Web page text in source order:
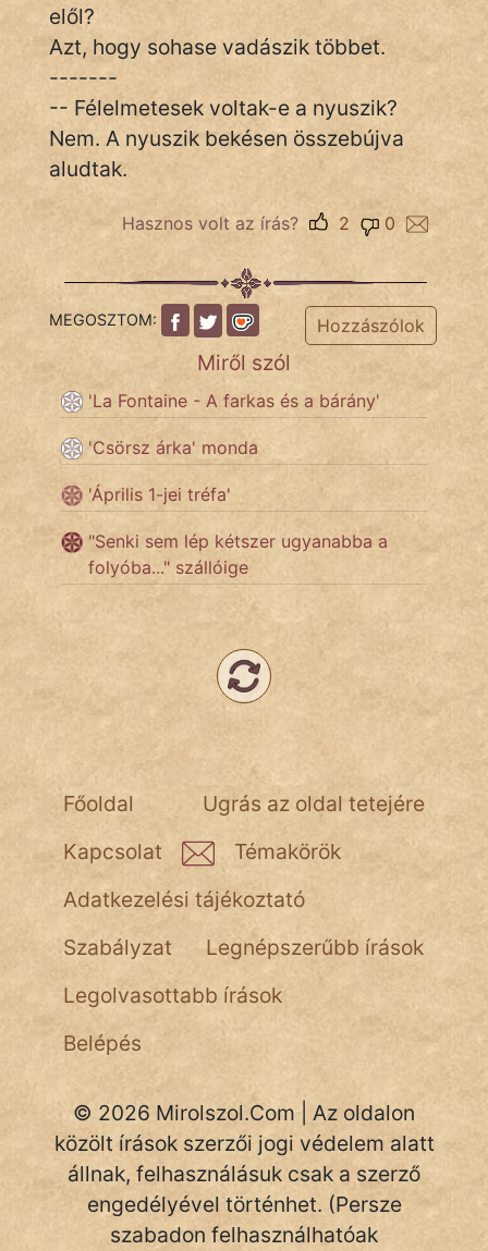
vörös ördög
nagyöreg
NapHold
Név nélkül
szegény legény
elől?
Azt, hogy sohase vadászik többet.
-------
-- Félelmetesek voltak-e a nyuszik?
Nem. A nyuszik bekésen összebújva
aludtak.
Hasznos volt az írás? 0
2
MEGOSZTOM: Hozzászólok
Miről szól
'La Fontaine - A farkas és a bárány'
'Csörsz árka' monda
'Április 1-jei tréfa'
"Senki sem lép kétszer ugyanabba a
folyóba..." szállóige
Ugrás az oldal tetejére
Főoldal
Kapcsolat
Témakörök
Adatkezelési tájékoztató
Szabályzat
Legnépszerűbb írások
Legolvasottabb írások
Belépés
© 2026 Mirolszol.Com | Az oldalon
közölt írások szerzői jogi védelem alatt
állnak, felhasználásuk csak a szerző
engedélyével történhet. (Persze
szabadon felhasználhatóak